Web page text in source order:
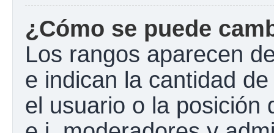
¿Cómo se puede
Los rangos aparecen
e indican la cantidad
el usuario o la posición